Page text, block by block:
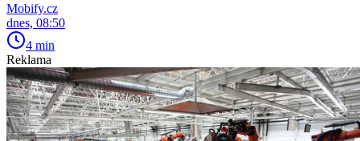
Mobify.cz
dnes, 08:50
4 min
Reklama